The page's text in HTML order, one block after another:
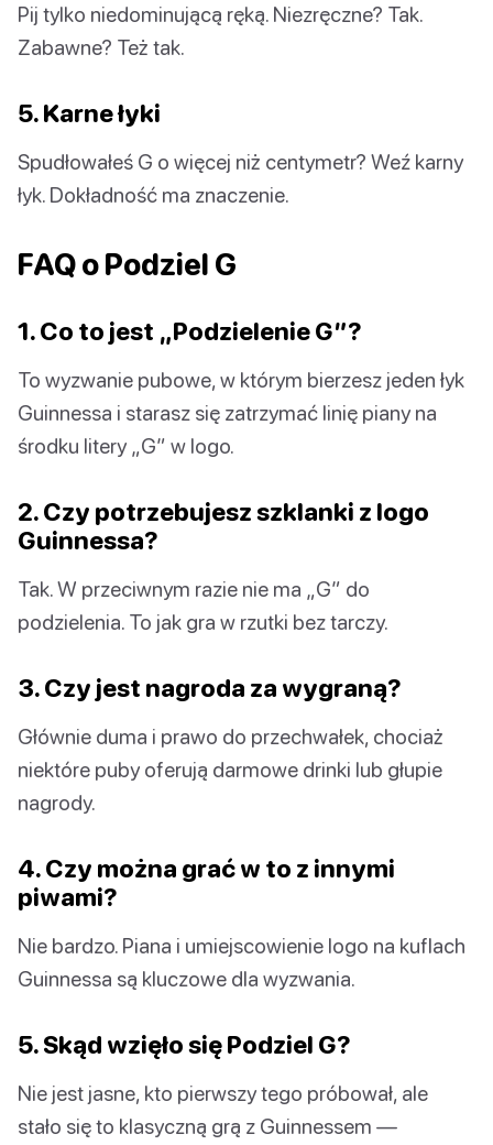
Pij tylko niedominującą ręką. Niezręczne? Tak.
Zabawne? Też tak.
5. Karne łyki
Spudłowałeś G o więcej niż centymetr? Weź karny
łyk. Dokładność ma znaczenie.
FAQ o Podziel G
1. Co to jest „Podzielenie G”?
To wyzwanie pubowe, w którym bierzesz jeden łyk
Guinnessa i starasz się zatrzymać linię piany na
środku litery „G” w logo.
2. Czy potrzebujesz szklanki z logo
Guinnessa?
Tak. W przeciwnym razie nie ma „G” do
podzielenia. To jak gra w rzutki bez tarczy.
3. Czy jest nagroda za wygraną?
Głównie duma i prawo do przechwałek, chociaż
niektóre puby oferują darmowe drinki lub głupie
nagrody.
4. Czy można grać w to z innymi
piwami?
Nie bardzo. Piana i umiejscowienie logo na kuflach
Guinnessa są kluczowe dla wyzwania.
5. Skąd wzięło się Podziel G?
Nie jest jasne, kto pierwszy tego próbował, ale
stało się to klasyczną grą z Guinnessem —